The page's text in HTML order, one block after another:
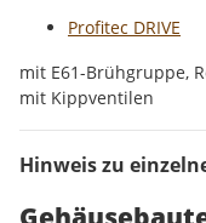
Profitec DRIVE
mit E61-Brühgruppe,
mit Kippventilen
Hinweis zu